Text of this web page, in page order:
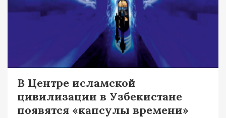
В Центре исламской
цивилизации в Узбекистане
появятся «капсулы времени»